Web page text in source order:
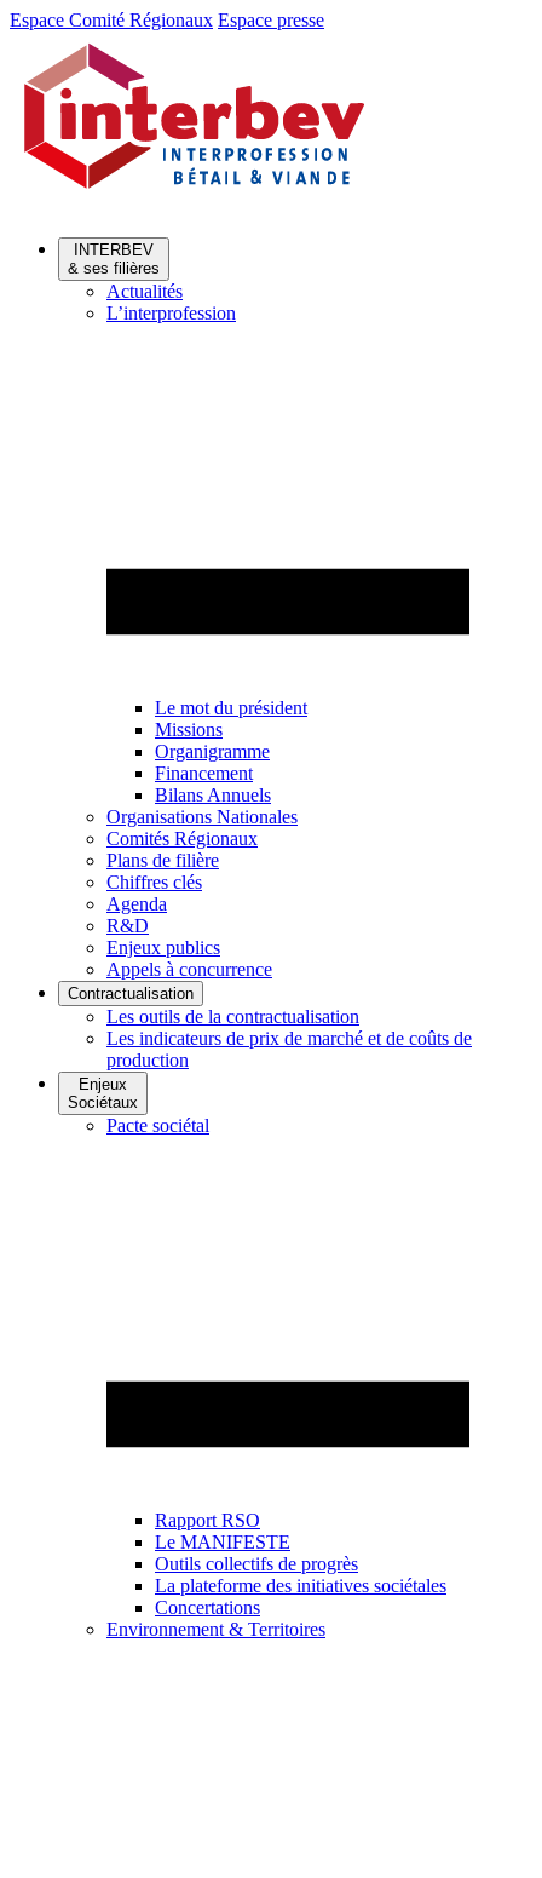
Aller
Aller
contenu
Espace Comité Régionaux Espace presse
INTERBEV
& ses filières
Actualités
L’interprofession
Le mot du président
Missions
Organigramme
Financement
Bilans Annuels
Organisations Nationales
Comités Régionaux
Plans de filière
Chiffres clés
Agenda
R&D
Enjeux publics
Appels à concurrence
Contractualisation
Les outils de la contractualisation
Les indicateurs de prix de marché et de coûts de
production
Enjeux
Sociétaux
Pacte sociétal
Rapport RSO
Le MANIFESTE
Outils collectifs de progrès
La plateforme des initiatives sociétales
Concertations
Environnement & Territoires